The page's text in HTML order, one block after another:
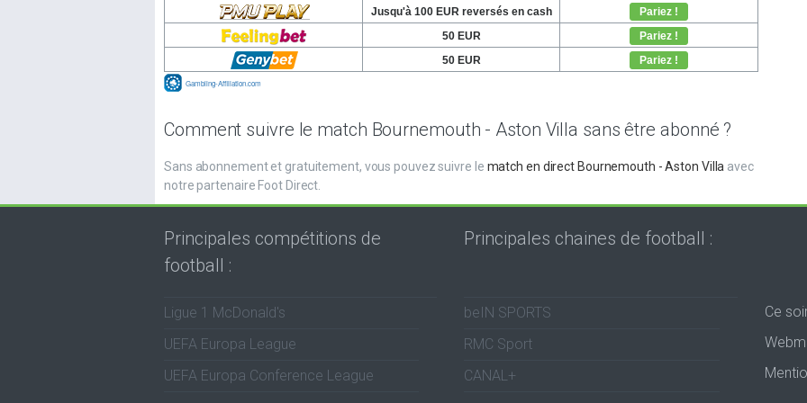
Comment suivre le match Bournemouth - Aston Villa sans être abonné ?
Sans abonnement et gratuitement, vous pouvez suivre le match en direct Bournemouth - Aston Villa avec
notre partenaire Foot Direct.
Principales compétitions de
football :
Ligue 1 McDonald's
UEFA Europa League
UEFA Europa Conference League
Principales chaines de football :
beIN SPORTS
RMC Sport
CANAL+
Ce